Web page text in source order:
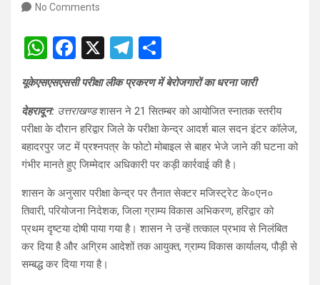
No Comments
W
at
s
A
p
p
F
a
ce
b
o
o
k
X
T
e
gr
a
m
h
ar
e
यूकेएसएसएससी परीक्षा लीक प्रकरण में बेरोजगारों का धरना जारी
देहरादून: उत्तराखण्डशासन ने 21 सितम्बर को आयोजित स्नातक स्तरीय
परीक्षा के दौरान हरिद्वार जिले के परीक्षा केन्द्र आदर्श बाल सदन इंटर कॉलेज,
बहादरपुर जट में प्रश्नपत्र के फोटो मोबाइल से बाहर भेजे जाने की घटना को
गंभीर मानते हुए जिम्मेदार अधिकारी पर कड़ी कार्रवाई की है।
शासन के अनुसार परीक्षा केन्द्र पर तैनात सेक्टर मजिस्ट्रेट के०एन०
तिवारी, परियोजना निदेशक, जिला ग्राम्य विकास अभिकरण, हरिद्वार को
प्रथम दृष्टया दोषी पाया गया है। शासन ने उन्हें तत्काल प्रभाव से निलंबित
कर दिया है और अग्रिम आदेशों तक आयुक्त, ग्राम्य विकास कार्यालय, पौड़ी से
सम्बद्ध कर दिया गया है।